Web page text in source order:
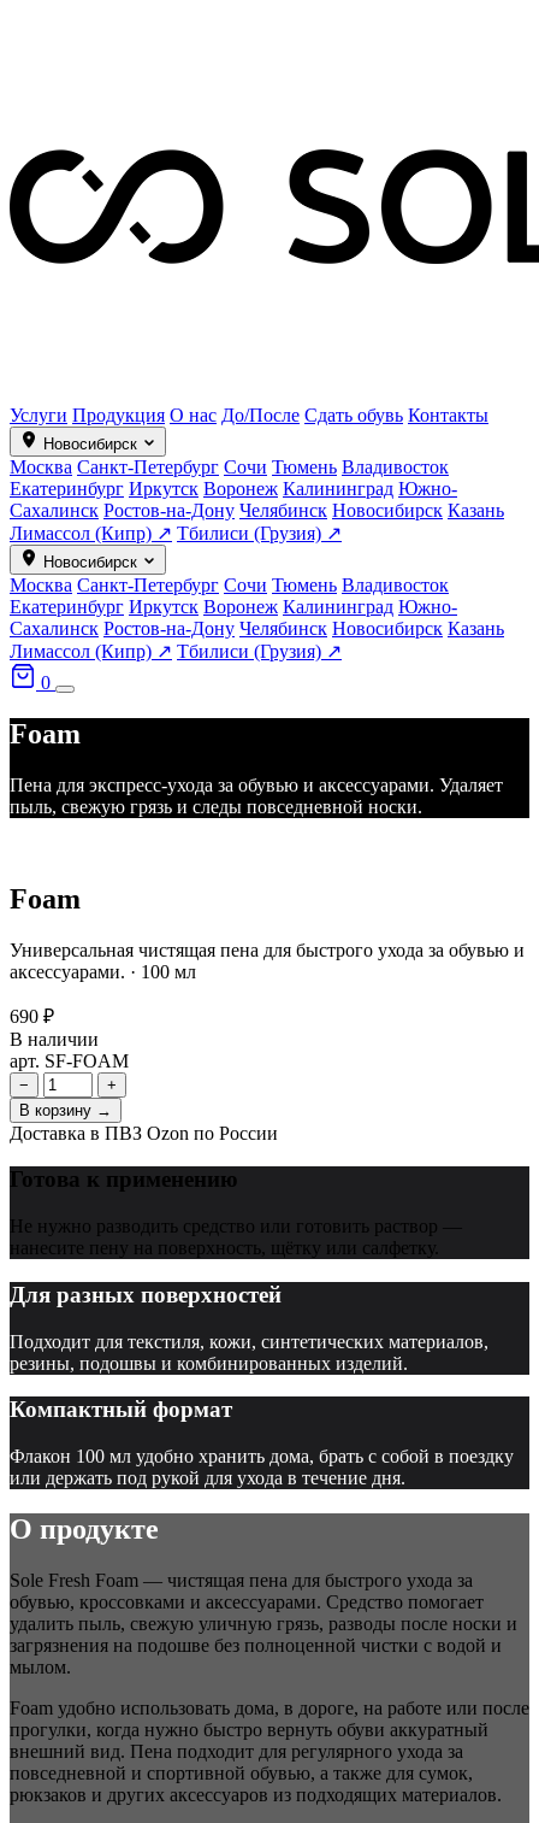
Услуги Продукция О нас До/После Сдать обувь Контакты
Новосибирск
Москва Санкт-Петербург Сочи Тюмень Владивосток
Екатеринбург Иркутск Воронеж Калининград Южно-
Сахалинск Ростов-на-Дону Челябинск Новосибирск Казань
Лимассол (Кипр) ↗ Тбилиси (Грузия) ↗
Новосибирск
Москва Санкт-Петербург Сочи Тюмень Владивосток
Екатеринбург Иркутск Воронеж Калининград Южно-
Сахалинск Ростов-на-Дону Челябинск Новосибирск Казань
Лимассол (Кипр) ↗ Тбилиси (Грузия) ↗
0
Foam
Пена для экспресс-ухода за обувью и аксессуарами. Удаляет
пыль, свежую грязь и следы повседневной носки.
Foam
Универсальная чистящая пена для быстрого ухода за обувью и
аксессуарами. · 100 мл
690 ₽
В наличии
арт. SF-FOAM
−
+
В корзину →
Доставка в ПВЗ Ozon по России
Готова к применению
Не нужно разводить средство или готовить раствор —
нанесите пену на поверхность, щётку или салфетку.
Для разных поверхностей
Подходит для текстиля, кожи, синтетических материалов,
резины, подошвы и комбинированных изделий.
Компактный формат
Флакон 100 мл удобно хранить дома, брать с собой в поездку
или держать под рукой для ухода в течение дня.
О продукте
Sole Fresh Foam — чистящая пена для быстрого ухода за
обувью, кроссовками и аксессуарами. Средство помогает
удалить пыль, свежую уличную грязь, разводы после носки и
загрязнения на подошве без полноценной чистки с водой и
мылом.
Foam удобно использовать дома, в дороге, на работе или после
прогулки, когда нужно быстро вернуть обуви аккуратный
внешний вид. Пена подходит для регулярного ухода за
повседневной и спортивной обувью, а также для сумок,
рюкзаков и других аксессуаров из подходящих материалов.